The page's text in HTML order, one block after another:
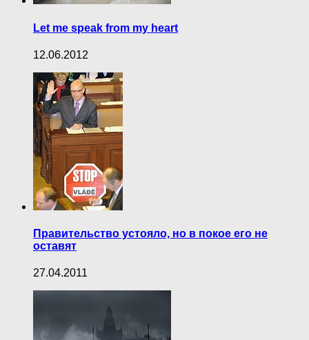
Let me speak from my heart
12.06.2012
Правительство устояло, но в покое его не
оставят
27.04.2011